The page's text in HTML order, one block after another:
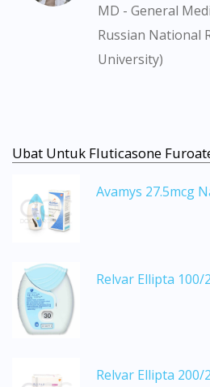
MD - General
Russian National
University)
Ubat Untuk Fluticasone
Avamys 27.5mcg
Relvar Ellipta
Relvar Ellipta